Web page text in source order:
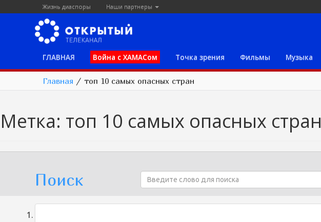
Жизнь диаспоры Наши партнеры
ГЛАВНАЯ Война с ХАМАСом Точка зрения Фильмы Музыка
Главная / топ 10 самых опасных стран
Метка: топ 10 самых опасных стран
Поиск